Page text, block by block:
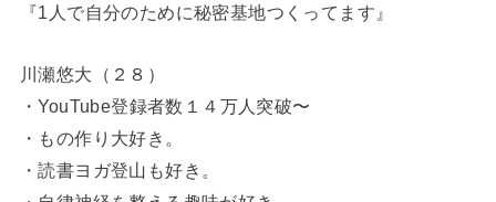
『1人で自分のために秘密基地つくってます』
川瀬悠大（２８）
・YouTube登録者数１４万人突破〜
・もの作り大好き。
・読書ヨガ登山も好き。